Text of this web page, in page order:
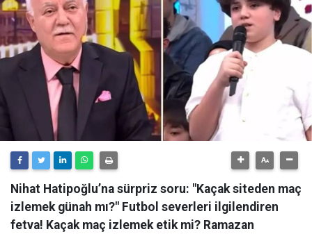
Nihat Hatipoğlu’na sürpriz soru: "Kaçak siteden maç
izlemek günah mı?" Futbol severleri ilgilendiren
fetva! Kaçak maç izlemek etik mi? Ramazan